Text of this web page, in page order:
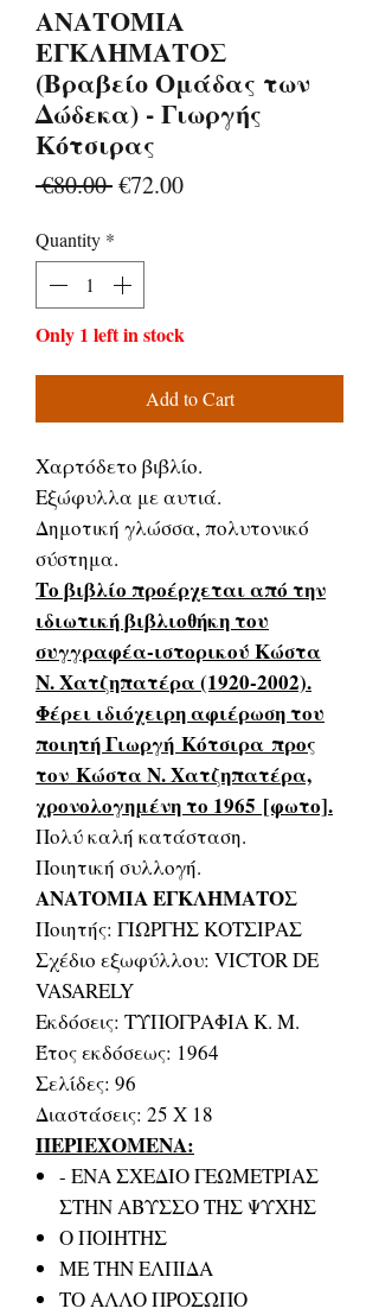
ΑΝΑΤΟΜΙΑ
ΕΓΚΛΗΜΑΤΟΣ
(Βραβείο Ομάδας των
Δώδεκα) - Γιωργής
Κότσιρας
€80.00 Regular
€72.00Sale
Quantity *
Only 1 left in stock
Add to Cart
Χαρτόδετο βιβλίο.
Εξώφυλλα με αυτιά.
Δημοτική γλώσσα, πολυτονικό
σύστημα.
Το βιβλίο προέρχεται από την
ιδιωτική βιβλιοθήκη του
συγγραφέα-ιστορικού Κώστα
Ν. Χατζηπατέρα (1920-2002).
Φέρει ιδιόχειρη αφιέρωση του
ποιητή Γιωργή Κότσιρα προς
τον Κώστα Ν. Χατζηπατέρα,
χρονολογημένη το 1965 [φωτο].
Πολύ καλή κατάσταση.
Ποιητική συλλογή.
ΑΝΑΤΟΜΙΑ ΕΓΚΛΗΜΑΤΟΣ
Ποιητής: ΓΙΩΡΓΗΣ ΚΟΤΣΙΡΑΣ
Σχέδιο εξωφύλλου: VICTOR DE
VASARELY
Εκδόσεις: ΤΥΠΟΓΡΑΦΙΑ Κ. Μ.
Έτος εκδόσεως: 1964
Σελίδες: 96
Διαστάσεις: 25 Χ 18
ΠΕΡΙΕΧΟΜΕΝΑ:
- ΕΝΑ ΣΧΕΔΙΟ ΓΕΩΜΕΤΡΙΑΣ
ΣΤΗΝ ΑΒΥΣΣΟ ΤΗΣ ΨΥΧΗΣ
Ο ΠΟΙΗΤΗΣ
ΜΕ ΤΗΝ ΕΛΠΙΔΑ
ΤΟ ΑΛΛΟ ΠΡΟΣΩΠΟ